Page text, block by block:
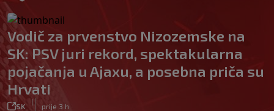
Vodič za prvenstvo Nizozemske na
SK: PSV juri rekord, spektakularna
pojačanja u Ajaxu, a posebna priča su
Hrvati
SK
|
prije 3 h